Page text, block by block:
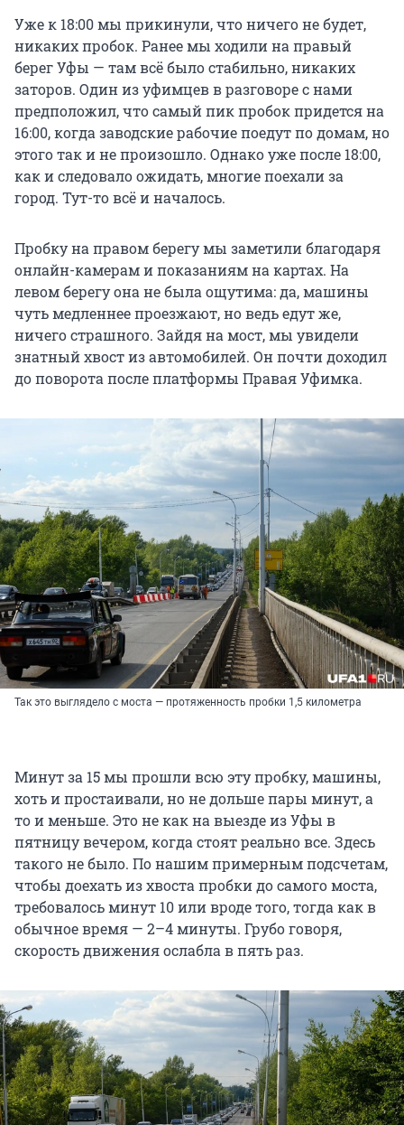
Уже к 18:00 мы прикинули, что ничего не будет,
никаких пробок. Ранее мы ходили на правый
берег Уфы — там всё было стабильно, никаких
заторов. Один из уфимцев в разговоре с нами
предположил, что самый пик пробок придется на
16:00, когда заводские рабочие поедут по домам, но
этого так и не произошло. Однако уже после 18:00,
как и следовало ожидать, многие поехали за
город. Тут-то всё и началось.
Пробку на правом берегу мы заметили благодаря
онлайн-камерам и показаниям на картах. На
левом берегу она не была ощутима: да, машины
чуть медленнее проезжают, но ведь едут же,
ничего страшного. Зайдя на мост, мы увидели
знатный хвост из автомобилей. Он почти доходил
до поворота после платформы Правая Уфимка.
Так это выглядело с моста — протяженность пробки 1,5 километра
Минут за 15 мы прошли всю эту пробку, машины,
хоть и простаивали, но не дольше пары минут, а
то и меньше. Это не как на выезде из Уфы в
пятницу вечером, когда стоят реально все. Здесь
такого не было. По нашим примерным подсчетам,
чтобы доехать из хвоста пробки до самого моста,
требовалось минут 10 или вроде того, тогда как в
обычное время — 2–4 минуты. Грубо говоря,
скорость движения ослабла в пять раз.